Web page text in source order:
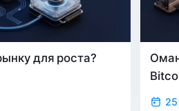
для роста?